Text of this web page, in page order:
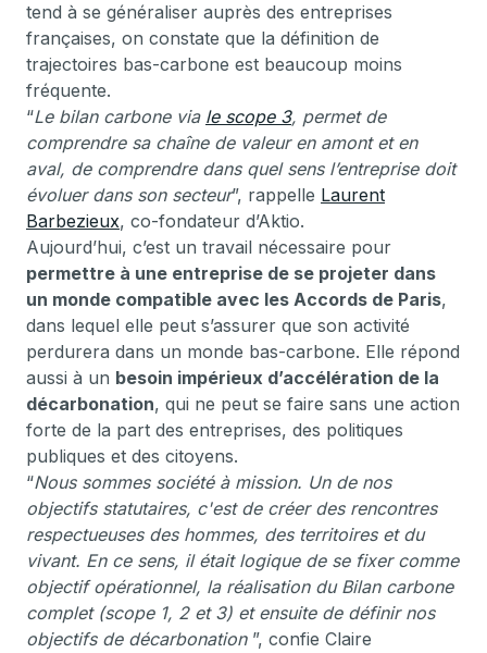
tend à se généraliser auprès des entreprises
françaises, on constate que la définition de
trajectoires bas-carbone est beaucoup moins
fréquente.
“Le bilan carbone via le scope 3, permet de
comprendre sa chaîne de valeur en amont et en
aval, de comprendre dans quel sens l’entreprise doit
évoluer dans son secteur”, rappelle Laurent
Barbezieux, co-fondateur d’Aktio.
Aujourd’hui, c’est un travail nécessaire pour
permettre à une entreprise de se projeter dans
un monde compatible avec les Accords de Paris,
dans lequel elle peut s’assurer que son activité
perdurera dans un monde bas-carbone. Elle répond
aussi à un besoin impérieux d’accélération de la
décarbonation, qui ne peut se faire sans une action
forte de la part des entreprises, des politiques
publiques et des citoyens.
“Nous sommes société à mission. Un de nos
objectifs statutaires, c'est de créer des rencontres
respectueuses des hommes, des territoires et du
vivant. En ce sens, il était logique de se fixer comme
objectif opérationnel, la réalisation du Bilan carbone
complet (scope 1, 2 et 3) et ensuite de définir nos
objectifs de décarbonation”, confie Claire